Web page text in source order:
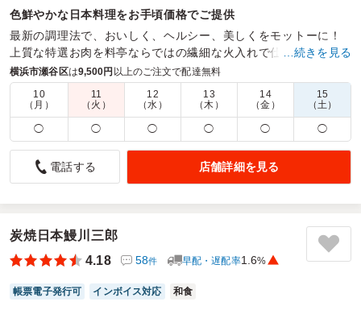
色鮮やかな日本料理をお手頃価格でご提供
最新の調理法で、おいしく、ヘルシー、美しくをモットーに！
上質な特選お肉を料亭ならではの繊細な火入れで仕上げます。
商品数： 20 締切日時： 1日前10:00 価格帯：
配達時間：
6:00～17:00
時間ギリギリ配達が遅く。。。ドキドキした。
4.0 日本ストライカー(株)
説明会時のお弁当として。。お茶付き予算内で彩が良く、年
彩華やかさも喜んでくれるかなって考えながら今回のお弁当
参加者の年齢：40代～50代男女比：女性多め
…続きを見る
横浜市瀬谷区は9,500円 以上のご注文で配達無料
10
（月）
11
（火）
12
（水）
13
（木）
14
（金）
15
（土）
◯ ◯ ◯ ◯ ◯ ◯
電話する 店舗詳細を見る
炭焼日本鰻川三郎
4.18
58件 早配・遅配率1.6%
帳票電子発行可 インボイス対応 和食